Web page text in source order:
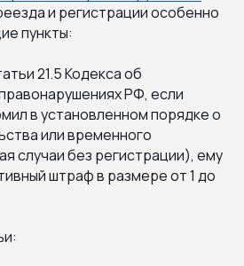
и регистрации особенно
пункты:
21.5 Кодекса об
РФ, если
в установленном порядке о
или временного
случаи без регистрации), ему
штраф в размере от 1 до